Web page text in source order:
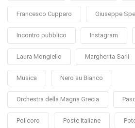
Francesco Cupparo Giuseppe
Incontro pubblico Instagram
Laura Mongiello Margherita Sarli
Musica Nero su Bianco
Orchestra della Magna Grecia
Policoro Poste Italiane